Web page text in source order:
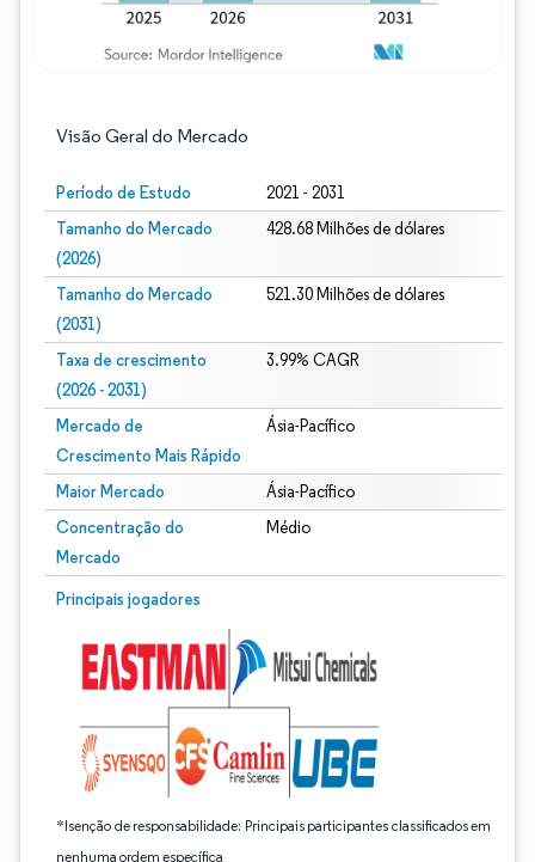
Visão Geral do Mercado
Período de Estudo 2021 - 2031
Tamanho do Mercado
(2026)
428.68 Milhões de dólares
Tamanho do Mercado
(2031)
521.30 Milhões de dólares
Taxa de crescimento
(2026 - 2031)
3.99% CAGR
Mercado de
Crescimento Mais Rápido
Ásia-Pacífico
Maior Mercado Ásia-Pacífico
Concentração do
Mercado
Médio
Principais jogadores
*Isenção de responsabilidade: Principais participantes classificados em
nenhuma ordem específica
Imagem © Mordor Intelligence. O reuso requer atribuição conforme CC BY 4.0.